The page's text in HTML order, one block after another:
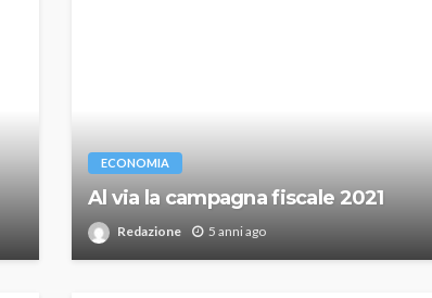
ECONOMIA
Al via la campagna fiscale 2021
Redazione 5 anni ago